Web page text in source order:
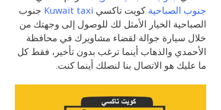
جنوب الصباحية كويت تاكسي Kuwait taxi جنوب
الصباحية الخيار الأمثل لك للوصول إلى وجهتك من
خلال سيارة جوالة لقضاء مشاويرك في محافظة
الأحمدي والذهاب أينما ترغب بدون تأخير، فقط كل
ما عليك هو الاتصال بنا لنصلك أينما كنت.